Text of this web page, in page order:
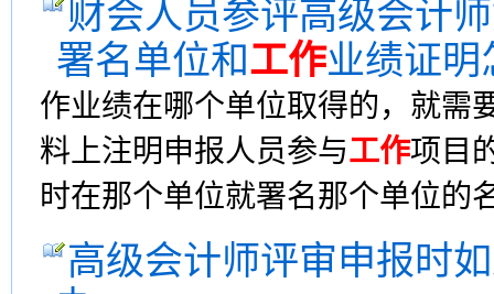
财会人员参评高级会计
署名单位和工作业绩证明
作业绩在哪个单位取得的，就需
料上注明申报人员参与工作项目
时在那个单位就署名那个单位的
高级会计师评审申报时